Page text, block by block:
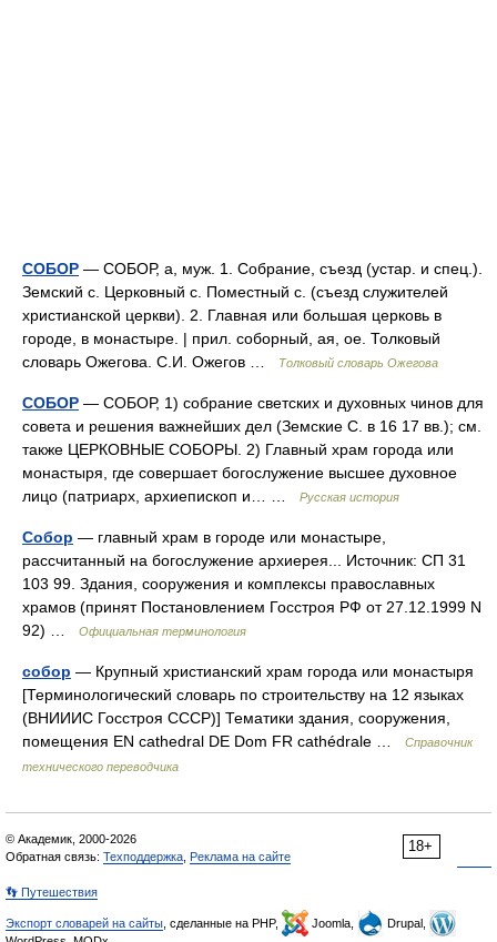
СОБОР — СОБОР, а, муж. 1. Собрание, съезд (устар. и спец.).
Земский с. Церковный с. Поместный с. (съезд служителей
христианской церкви). 2. Главная или большая церковь в
городе, в монастыре. | прил. соборный, ая, ое. Толковый
словарь Ожегова. С.И. Ожегов …
Толковый словарь Ожегова
СОБОР — СОБОР, 1) собрание светских и духовных чинов для
совета и решения важнейших дел (Земские С. в 16 17 вв.); см.
также ЦЕРКОВНЫЕ СОБОРЫ. 2) Главный храм города или
монастыря, где совершает богослужение высшее духовное
лицо (патриарх, архиепископ и… …
Русская история
Собор — главный храм в городе или монастыре,
рассчитанный на богослужение архиерея... Источник: СП 31
103 99. Здания, сооружения и комплексы православных
храмов (принят Постановлением Госстроя РФ от 27.12.1999 N
92) …
Официальная терминология
собор — Крупный христианский храм города или монастыря
[Терминологический словарь по строительству на 12 языках
(ВНИИИС Госстроя СССР)] Тематики здания, сооружения,
помещения EN cathedral DE Dom FR cathédrale …
Справочник
технического переводчика
18+
© Академик, 2000-2026
Обратная связь: Техподдержка Реклама на сайте
👣 Путешествия
Экспорт словарей на сайты , сделанные на PHP, Joomla,
Drupal,